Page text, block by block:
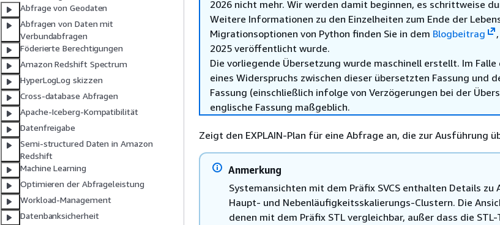
Abfrage von Geodaten
Abfragen von Daten mit
Verbundabfragen
Föderierte Berechtigungen
Amazon Redshift Spectrum
HyperLogLog skizzen
Cross-database Abfragen
Apache-Iceberg-Kompatibilität
Datenfreigabe
Semi-structured Daten in Amazon
Redshift
Machine Learning
Optimieren der Abfrageleistung
Workload-Management
Datenbanksicherheit
2026 nicht mehr. Wir werden damit beginnen, es schrittweise
Weitere Informationen zu den Einzelheiten zum Ende der
Migrationsoptionen von Python finden Sie in dem Blogbeitrag
2025 veröffentlicht wurde.
Die vorliegende Übersetzung wurde maschinell erstellt. Im
eines Widerspruchs zwischen dieser übersetzten Fassung und
Fassung (einschließlich infolge von Verzögerungen bei der
englische Fassung maßgeblich.
Zeigt den EXPLAIN-Plan für eine Abfrage an, die zur Ausführung
Anmerkung
Systemansichten mit dem Präfix SVCS enthalten Details zu
Haupt- und Nebenläufigkeitsskalierungs-Clustern. Die
denen mit dem Präfix STL vergleichbar, außer dass die